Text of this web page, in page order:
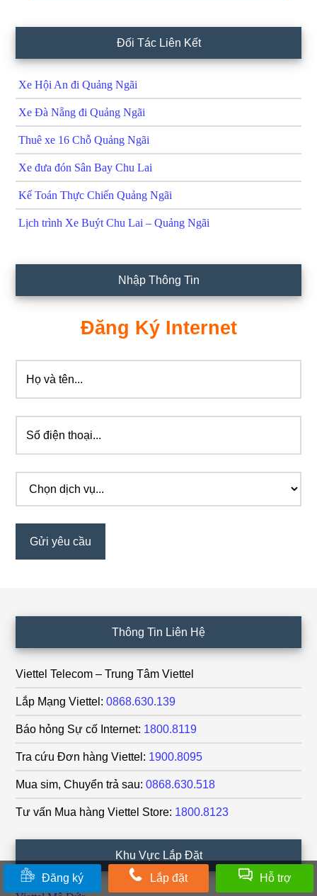
Đối Tác Liên Kết
Xe Hội An đi Quảng Ngãi
Xe Đà Nẵng đi Quảng Ngãi
Thuê xe 16 Chỗ Quảng Ngãi
Xe đưa đón Sân Bay Chu Lai
Kế Toán Thực Chiến Quảng Ngãi
Lịch trình Xe Buýt Chu Lai – Quảng Ngãi
Nhập Thông Tin
Đăng Ký Internet
Thông Tin Liên Hệ
Viettel Telecom – Trung Tâm Viettel
Lắp Mạng Viettel: 0868.630.139
Báo hỏng Sự cố Internet: 1800.8119
Tra cứu Đơn hàng Viettel: 1900.8095
Mua sim, Chuyển trả sau: 0868.630.518
Tư vấn Mua hàng Viettel Store: 1800.8123
Khu Vực Lắp Đặt
Đăng ký Lắp đặt Hỗ trợ